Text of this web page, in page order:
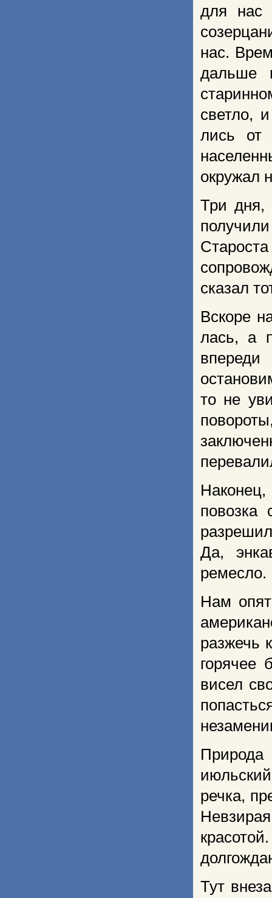
для нас
нас.
дальше
светло,
лись от
окружал
Три дня,
сказал
Вскоре
лась, а
то не
повозка
Да,
ремесло.
Нам
разжечь
горячее
висел
речка,
Тут